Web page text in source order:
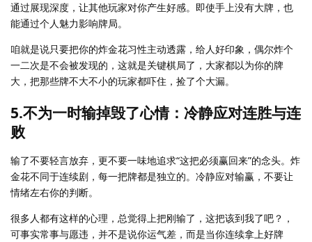
通过展现深度，让其他玩家对你产生好感。即使手上没有大牌，也
能通过个人魅力影响牌局。
咱就是说只要把你的炸金花习性主动透露，给人好印象，偶尔炸个
一二次是不会被发现的，这就是关键棋局了，大家都以为你的牌
大，把那些牌不大不小的玩家都吓住，捡了个大漏。
5.不为一时输掉毁了心情：冷静应对连胜与连
败
输了不要轻言放弃，更不要一味地追求“这把必须赢回来”的念头。炸
金花不同于连续剧，每一把牌都是独立的。冷静应对输赢，不要让
情绪左右你的判断。
很多人都有这样的心理，总觉得上把刚输了，这把该到我了吧？，
可事实常事与愿违，并不是说你运气差，而是当你连续拿上好牌